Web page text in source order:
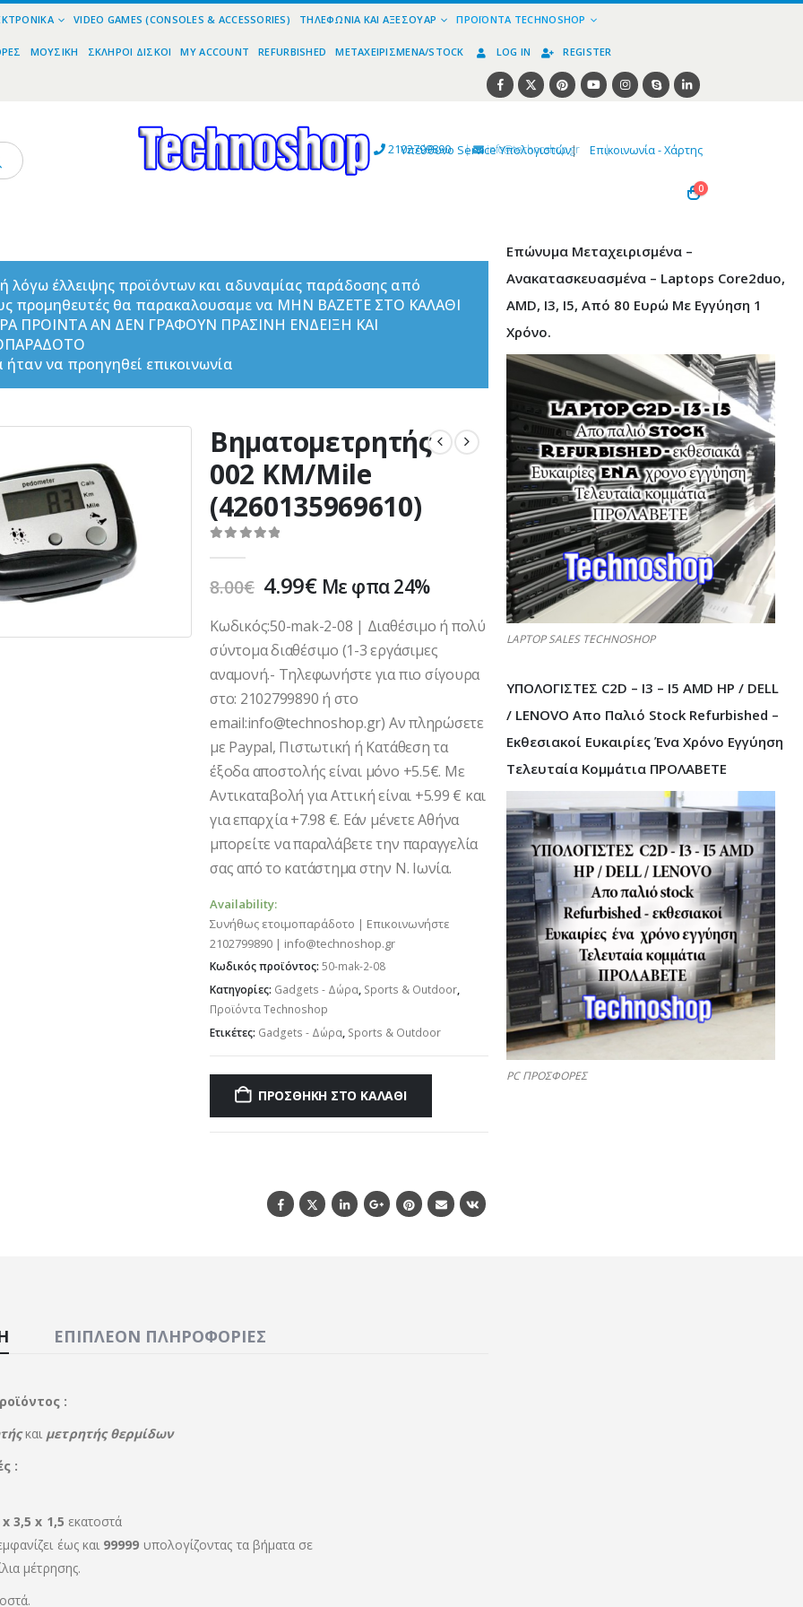
VIDEO GAMES (CONSOLES & ACCESSORIES) ΤΗΛΕΦΩΝΊΑ ΚΑΙ ΑΞΕΣΟΥΆΡ ΠΡΟΪΌΝΤΑ TECHNOSHOP
ΜΟΥΣΙΚΉ ΣΚΛΗΡΟΊ ΔΊΣΚΟΙ MY ACCOUNT REFURBISHED ΜΕΤΑΧΕΙΡΙΣΜΈΝΑ/STOCK LOG IN REGISTER
2102799890 | info@technoshop,gr |
Υπεύθυνο Service Υπολογιστών| Επικοινωνία - Χάρτης
0
λόγω έλλειψης προϊόντων και αδυναμίας παράδοσης από
προμηθευτές θα παρακαλουσαμε να ΜΗΝ ΒΑΖΕΤΕ ΣΤΟ ΚΑΛΑΘΙ
ΠΡΟΙΝΤΑ ΑΝ ΔΕΝ ΓΡΑΦΟΥΝ ΠΡΑΣΙΝΗ ΕΝΔΕΙΞΗ ΚΑΙ
ήταν να προηγηθεί επικοινωνία
Βηματομετρητής
002 KM/Mile
(4260135969610)
8.00€ Original
was:
8.00€.
4.99€Η
τρέχουσα
τιμή
είναι:
4.99€.
Με φπα 24%
Κωδικός:50-mak-2-08 | Διαθέσιμο ή πολύ
σύντομα διαθέσιμο (1-3 εργάσιμες
αναμονή.- Τηλεφωνήστε για πιο σίγουρα
στο: 2102799890 ή στο
email:info@technoshop.gr) Αν πληρώσετε
με Paypal, Πιστωτική ή Κατάθεση τα
έξοδα αποστολής είναι μόνο +5.5€. Με
Αντικαταβολή για Αττική είναι +5.99 € και
για επαρχία +7.98 €. Εάν μένετε Αθήνα
μπορείτε να παραλάβετε την παραγγελία
σας από το κατάστημα στην Ν. Ιωνία.
Availability:
Συνήθως ετοιμοπαράδοτο | Επικοινωνήστε
2102799890 | info@technoshop.gr
Κωδικός προϊόντος: 50-mak-2-08
Κατηγορίες: Gadgets - Δώρα, Sports & Outdoor,
Προϊόντα Technoshop
Ετικέτες: Gadgets - Δώρα, Sports & Outdoor
ΠΡΟΣΘΉΚΗ ΣΤΟ ΚΑΛΆΘΙ
ΕΠΙΠΛΈΟΝ ΠΛΗΡΟΦΟΡΊΕΣ
:
και μετρητής θερμίδων
:
x 3,5 x 1,5 εκατοστά
έως και 99999 υπολογίζοντας τα βήματα σε
μέτρησης.
Επώνυμα Μεταχειρισμένα –
Ανακατασκευασμένα – Laptops Core2duo,
AMD, I3, I5, Από 80 Ευρώ Με Εγγύηση 1
Χρόνο.
LAPTOP SALES TECHNOSHOP
ΥΠΟΛΟΓΙΣΤΕΣ C2D – I3 – I5 AMD HP / DELL
/ LENOVO Απο Παλιό Stock Refurbished –
Εκθεσιακοί Ευκαιρίες Ένα Χρόνο Εγγύηση
Τελευταία Κομμάτια ΠΡΟΛΑΒΕΤΕ
PC ΠΡΟΣΦΟΡΕΣ